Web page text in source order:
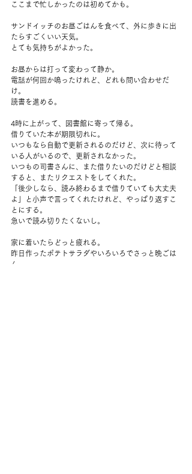
ここまで忙しかったのは初めてかも。
サンドイッチのお昼ごはんを食べて、外に歩きに出
たらすごくいい天気。
とても気持ちがよかった。
お昼からは打って変わって静か。
電話が何回か鳴ったけれど、どれも問い合わせだ
け。
読書を進める。
4時に上がって、図書館に寄って帰る。
借りていた本が期限切れに。
いつもなら自動で更新されるのだけど、次に待って
いる人がいるので、更新されなかった。
いつもの司書さんに、また借りたいのだけどと相談
すると、またリクエストをしてくれた。
「後少しなら、読み終わるまで借りていても大丈夫
よ」と小声で言ってくれたけれど、やっぱり返すこ
とにする。
急いで読み切りたくないし。
家に着いたらどっと疲れる。
昨日作ったポテトサラダやいろいろでさっと晩ごは
ん。